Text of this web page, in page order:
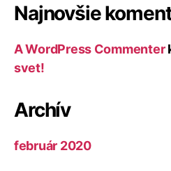
Najnovšie
A WordPress Commenter
svet!
Archív
február 2020